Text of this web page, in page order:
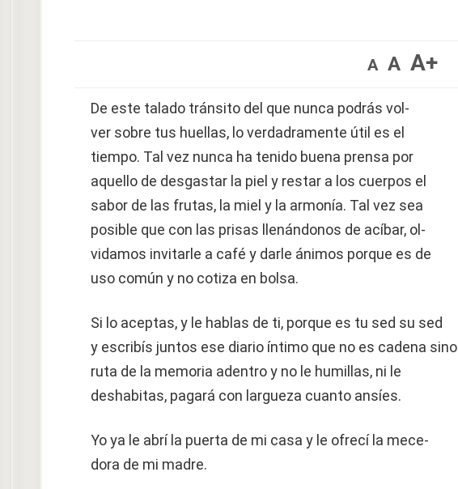
A A A+
De este talado tránsito del que nunca podrás vol-
ver sobre tus huellas, lo verdadramente útil es el
tiempo. Tal vez nunca ha tenido buena prensa por
aquello de desgastar la piel y restar a los cuerpos el
sabor de las frutas, la miel y la armonía. Tal vez sea
posible que con las prisas llenándonos de acíbar, ol-
vidamos invitarle a café y darle ánimos porque es de
uso común y no cotiza en bolsa.
Si lo aceptas, y le hablas de ti, porque es tu sed su sed
y escribís juntos ese diario íntimo que no es cadena sino
ruta de la memoria adentro y no le humillas, ni le
deshabitas, pagará con largueza cuanto ansíes.
Yo ya le abrí la puerta de mi casa y le ofrecí la mece-
dora de mi madre.